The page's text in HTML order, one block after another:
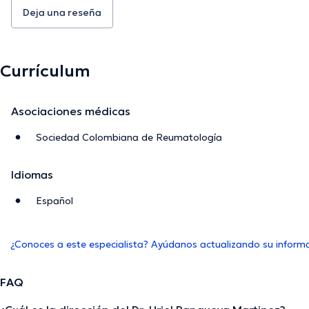
Deja una reseña
Currículum
Asociaciones médicas
Sociedad Colombiana de Reumatología
Idiomas
Español
¿Conoces a este especialista? Ayúdanos actualizando su
FAQ